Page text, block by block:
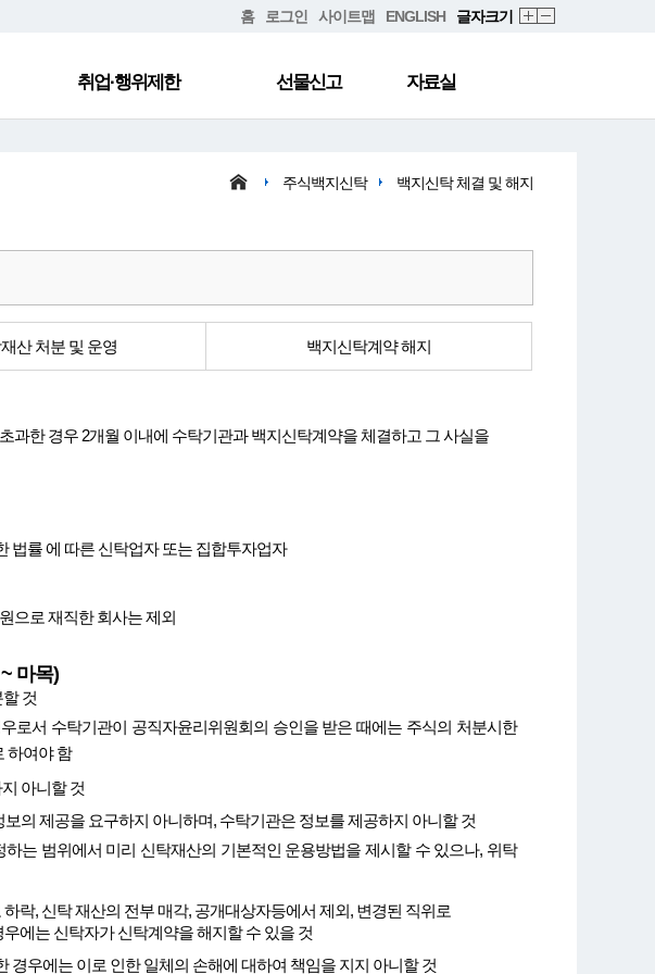
홈 로그인 사이트맵 ENGLISH 글자크기
취업·행위제한 선물신고 자료실
주식백지신탁 백지신탁 체결 및 해지
산 처분 및 운영 백지신탁계약 해지
과한 경우 2개월 이내에 수탁기관과 백지신탁계약을 체결하고 그 사실을
법률 에 따른 신탁업자 또는 집합투자업자
으로 재직한 회사는 제외
마목)
것
로서 수탁기관이 공직자윤리위원회의 승인을 받은 때에는 주식의 처분시한
하여야 함
아니할 것
의 제공을 요구하지 아니하며, 수탁기관은 정보를 제공하지 아니할 것
는 범위에서 미리 신탁재산의 기본적인 운용방법을 제시할 수 있으나, 위탁
락, 신탁 재산의 전부 매각, 공개대상자등에서 제외, 변경된 직위로
에는 신탁자가 신탁계약을 해지할 수 있을 것
우에는 이로 인한 일체의 손해에 대하여 책임을 지지 아니할 것